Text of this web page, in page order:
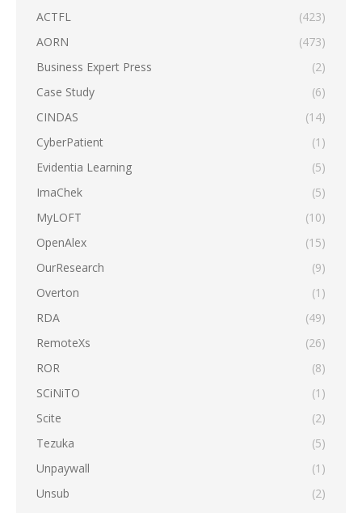
ACTFL
(423)
AORN
(473)
Business Expert Press
(2)
Case Study
(6)
CINDAS
(14)
CyberPatient
(1)
Evidentia Learning
(5)
ImaChek
(5)
MyLOFT
(10)
OpenAlex
(15)
OurResearch
(9)
Overton
(1)
RDA
(49)
RemoteXs
(26)
ROR
(8)
SCiNiTO
(1)
Scite
(2)
Tezuka
(5)
Unpaywall
(1)
Unsub
(2)